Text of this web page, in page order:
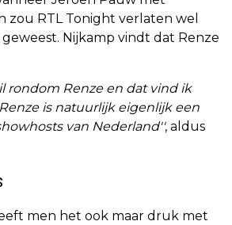
zou RTL Tonight verlaten wel
Nijkamp vindt dat Renze
rondom Renze en dat vind ik
is natuurlijk eigenlijk een
van Nederland'', aldus
men het ook maar druk met